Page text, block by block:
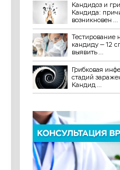
Кандидоз и
Кандида:
возникновен ...
Тестирование
кандиду — 12
выявить ...
Грибковая
стадий
Кандид ...